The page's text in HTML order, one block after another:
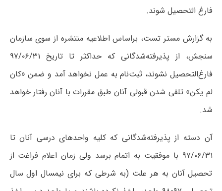
فارغ التحصیل شوند.
به گزارش مستر تست، براساس اطلاعیه منتشره از سوی سازمان
سنجش، از پذیرفته‌شدگانی ‌که‌ حداکثر تا تاریخ‌ ۹۷/۰۶/۳۱
فارغ‌التحصیل‌ نشوند، ثبت‌نام‌ به‌ عمل‌ نخواهد آمد و ضمن‌ «کان‌
لم‌ یکن» تلقی‌ شدن‌ قبولی‌ آنان‌ طبق‌ مقررات‌ با آنان‌ رفتار خواهد
شد.
آن دسته از پذیرفته‌شدگانی که کلیه واحدهای درسی آنان تا
۹۷/۰۶/۳۱ با موفقیت به اتمام برسد ولی زمان اعلام فراغت از
تحصیل آنان به هر علت (به شرطی که برای نیمسال اول سال